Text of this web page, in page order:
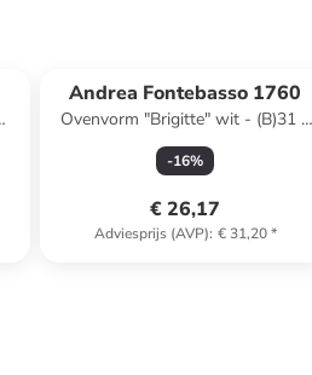
Andrea Fontebasso 1760
Ovenvorm "Brigitte" wit - (B)31 x
(H)6 x (D)19 cm
-16%
€ 26,17
Adviesprijs (AVP): € 31,20*